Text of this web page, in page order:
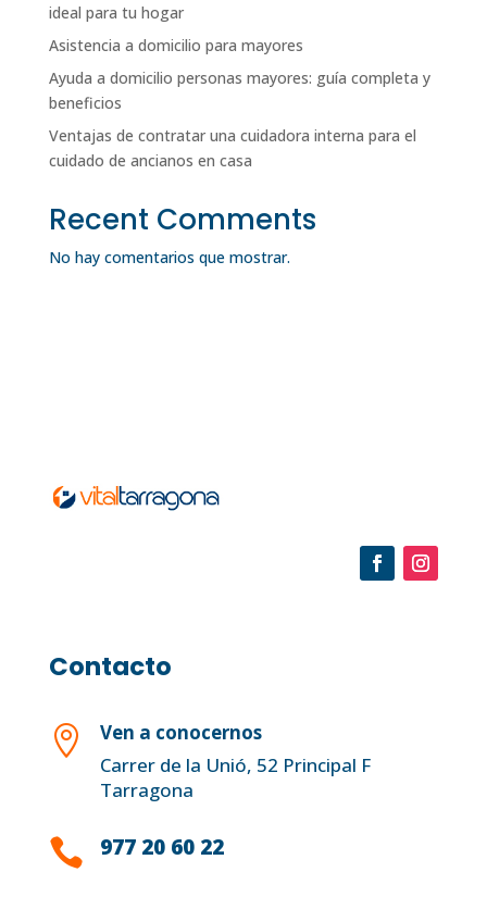
ideal para tu hogar
Asistencia a domicilio para mayores
Ayuda a domicilio personas mayores: guía completa y
beneficios
Ventajas de contratar una cuidadora interna para el
cuidado de ancianos en casa
Recent Comments
No hay comentarios que mostrar.
Contacto

Ven a conocernos
Carrer de la Unió, 52 Principal F
Tarragona
 977 20 60 22